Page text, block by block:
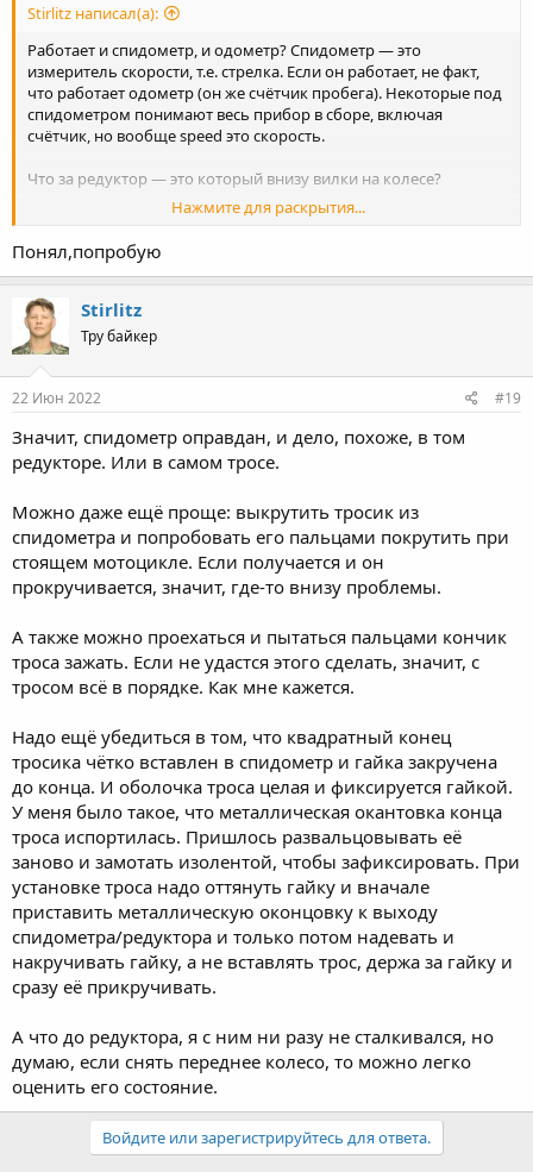
Stirlitz написал(а):
Работает и спидометр, и одометр? Спидометр — это
измеритель скорости, т.е. стрелка. Если он работает, не факт,
что работает одометр (он же счётчик пробега). Некоторые под
спидометром понимают весь прибор в сборе, включая
счётчик, но вообще speed это скорость.
Что за редуктор — это который внизу вилки на колесе?
Я так и не понял, было ли проделано следующее:
Или покрутить переднее колесо, поставив мотоцикл на
центральную подставку.
Т.е. если вращать тросик, то стрелка показывает скорость, а
километраж при этом не считается?
Нажмите для раскрытия...
Понял,попробую
Stirlitz
Тру байкер
22 Июн 2022 #19
Значит, спидометр оправдан, и дело, похоже, в том
редукторе. Или в самом тросе.
Можно даже ещё проще: выкрутить тросик из
спидометра и попробовать его пальцами покрутить при
стоящем мотоцикле. Если получается и он
прокручивается, значит, где-то внизу проблемы.
А также можно проехаться и пытаться пальцами кончик
троса зажать. Если не удастся этого сделать, значит, с
тросом всё в порядке. Как мне кажется.
Надо ещё убедиться в том, что квадратный конец
тросика чётко вставлен в спидометр и гайка закручена
до конца. И оболочка троса целая и фиксируется гайкой.
У меня было такое, что металлическая окантовка конца
троса испортилась. Пришлось развальцовывать её
заново и замотать изолентой, чтобы зафиксировать. При
установке троса надо оттянуть гайку и вначале
приставить металлическую оконцовку к выходу
спидометра/редуктора и только потом надевать и
накручивать гайку, а не вставлять трос, держа за гайку и
сразу её прикручивать.
А что до редуктора, я с ним ни разу не сталкивался, но
думаю, если снять переднее колесо, то можно легко
оценить его состояние.
Войдите или зарегистрируйтесь для ответа.